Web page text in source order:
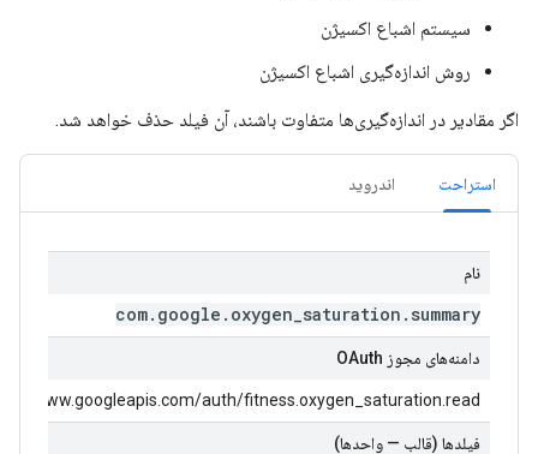
سیستم اشباع اکسیژن
روش اندازه‌گیری اشباع اکسیژن
اگر مقادیر در اندازه‌گیری‌ها متفاوت باشند، آن فیلد حذف خواهد شد.
استراحت اندروید
نام
com. google . oxygen saturation . summary
دامنه‌های مجوز OAuth
www.googleapis.com/auth/fitness.oxygen_saturation.read
فیلدها (قالب — واحدها)